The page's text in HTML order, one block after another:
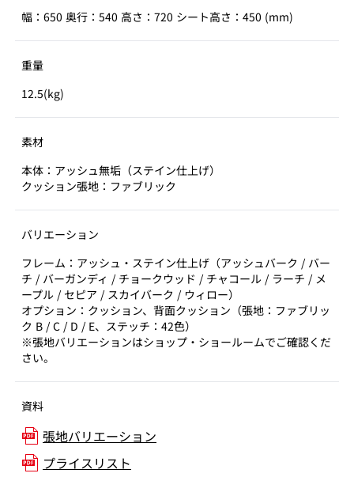
幅：650 奥行：540 高さ：720 シート高さ：450 (mm)
重量
12.5(kg)
素材
本体：アッシュ無垢（ステイン仕上げ）
クッション張地：ファブリック
バリエーション
フレーム：アッシュ・ステイン仕上げ（アッシュバーク / バー
チ / バーガンディ / チョークウッド / チャコール / ラーチ / メ
ープル / セピア / スカイバーク / ウィロー）
オプション：クッション、背面クッション（張地：ファブリッ
ク B / C / D / E、ステッチ：42色）
※張地バリエーションはショップ・ショールームでご確認くだ
さい。
資料
張地バリエーション
プライスリスト